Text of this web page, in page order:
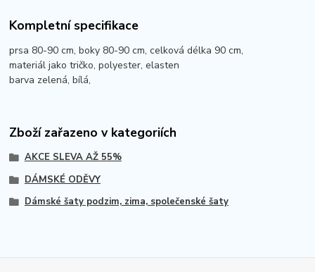
Kompletní specifikace
prsa 80-90 cm, boky 80-90 cm, celková délka 90 cm,
materiál jako tričko, polyester, elasten
barva zelená, bílá,
Zboží zařazeno v kategoriích
AKCE SLEVA AŽ 55%
DÁMSKÉ ODĚVY
Dámské šaty podzim, zima, společenské šaty